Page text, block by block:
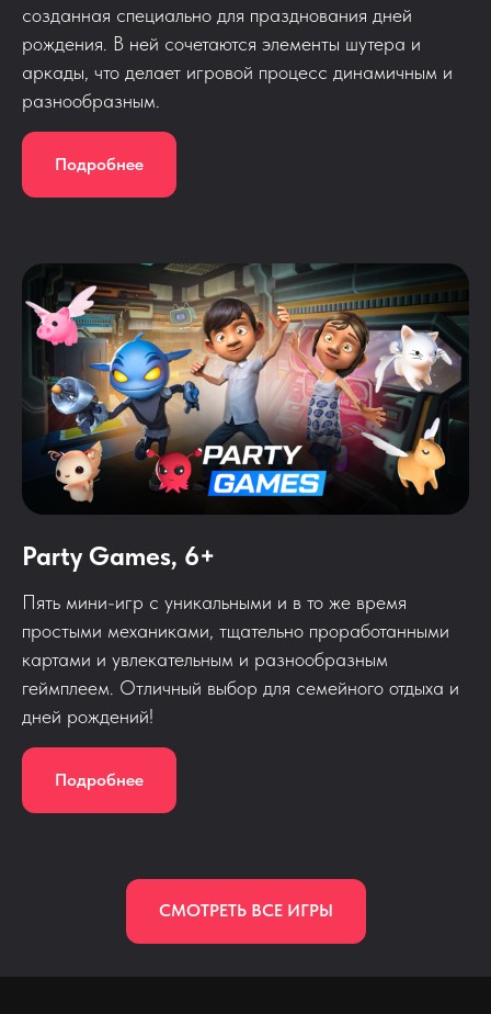
созданная специально для празднования дней
рождения. В ней сочетаются элементы шутера и
аркады, что делает игровой процесс динамичным и
разнообразным.
Подробнее
Party Games, 6+
Пять мини-игр с уникальными и в то же время
простыми механиками, тщательно проработанными
картами и увлекательным и разнообразным
геймплеем. Отличный выбор для семейного отдыха и
дней рождений!
Подробнее
СМОТРЕТЬ ВСЕ ИГРЫ